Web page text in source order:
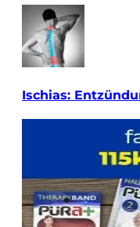
Ischias: